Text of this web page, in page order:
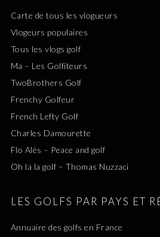
Carte de tous les vlogueurs
Vlogeurs populaires
Tous les vlogs golf
Ma – Les Golfiteurs
TwoBrothers Golf
Frenchy Golfeur
French Lefty Golf
Charles Damourette
Flo Alès – Peace and golf
Oh la la golf – Thomas Nuzzaci
LES GOLFS PAR PAYS ET
Annuaire des golfs en France